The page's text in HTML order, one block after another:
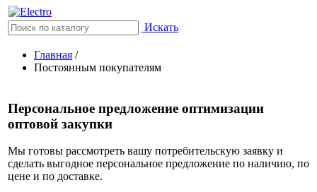
Искать
Главная /
Постоянным покупателям
Персональное предложение оптимизации
оптовой закупки
Мы готовы рассмотреть вашу потребительскую заявку и
сделать выгодное персональное предложение по наличию, по
цене и по доставке.